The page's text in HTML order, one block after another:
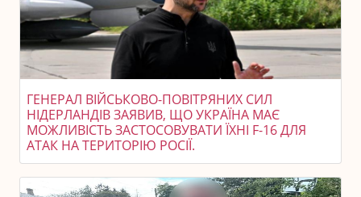
ГЕНЕРАЛ ВІЙСЬКОВО-ПОВІТРЯНИХ СИЛ
НІДЕРЛАНДІВ ЗАЯВИВ, ЩО УКРАЇНА МАЄ
МОЖЛИВІСТЬ ЗАСТОСОВУВАТИ ЇХНІ F-16 ДЛЯ
АТАК НА ТЕРИТОРІЮ РОСІЇ.